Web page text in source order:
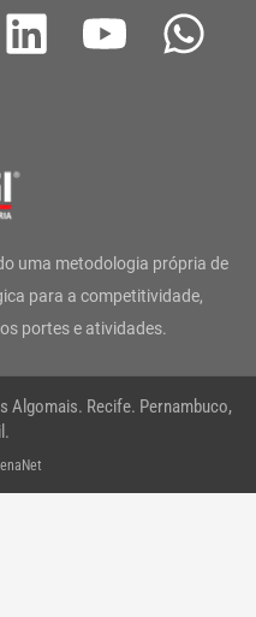
L
d
i
n
Y
b
e
W
a
p
uma metodologia própria de
para a competitividade,
portes e atividades.
Algomais. Recife. Pernambuco,